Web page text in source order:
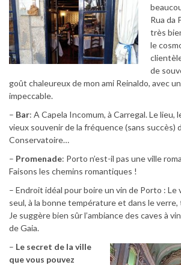
Rua da
très
le
de
goût chaleureux de mon ami Reinaldo, avec
impeccable.
– Bar: A Capela Incomum, à Carregal. Le lieu,
vieux souvenir de la fréquence (sans succès)
Conservatoire…
– Promenade: Porto n’est-il pas une ville
Faisons les chemins romantiques !
– Endroit idéal pour boire un vin de Porto : Le
seul, à la bonne température et dans le
Je suggère bien sûr l’ambiance des caves à
de Gaia.
– Le secret de la ville
que vous pouvez